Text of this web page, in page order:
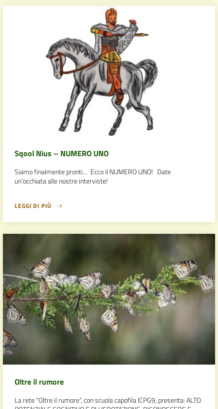
Sqool Nius – NUMERO UNO
Siamo finalmente pronti… Ecco il NUMERO UNO! Date
un’occhiata alle nostre interviste!
LEGGI DI PIÙ
Oltre il rumore
La rete “Oltre il rumore”, con scuola capofila ICPG9, presenta: ALTO